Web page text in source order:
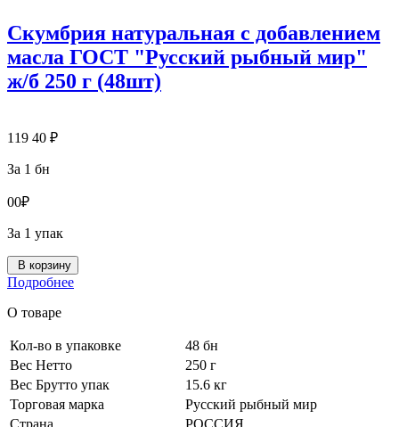
Скумбрия натуральная с добавлением
масла ГОСТ "Русский рыбный мир"
ж/б 250 г (48шт)
119 40 ₽
За 1 бн
00₽
За 1 упак
В корзину
Подробнее
О товаре
Кол-во в упаковке
48 бн
Вес Нетто
250 г
Вес Брутто упак
15.6 кг
Торговая марка
Русский рыбный мир